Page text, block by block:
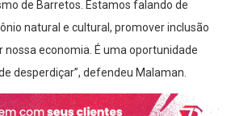
natural e cultural, promover inclusão
nossa economia. É uma oportunidade
desperdiçar”, defendeu Malaman.